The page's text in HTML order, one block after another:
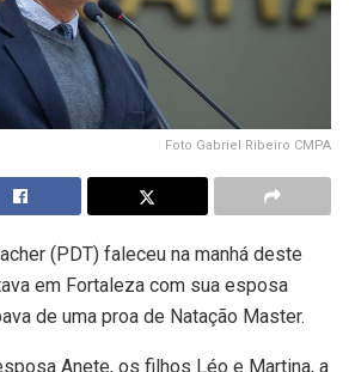
Foto Gabriel Ribeiro CMPA
(PDT) faleceu na manhá deste
em Fortaleza com sua esposa
de uma proa de Natação Master.
Anete, os filhos Léo e Martina, a